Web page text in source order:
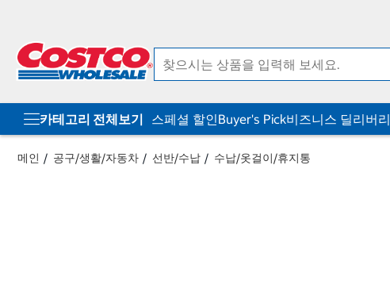
카테고리 전체보기 스페셜 할인Buyer's Pick비즈니스 딜리버리
메인 공구/생활/자동차 선반/수납 수납/옷걸이/휴지통